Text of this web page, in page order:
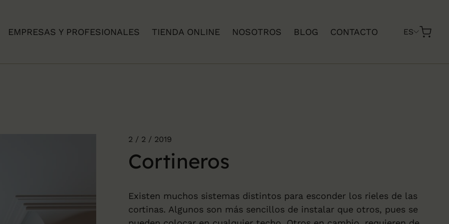
EMPRESAS Y PROFESIONALES TIENDA ONLINE NOSOTROS BLOG CONTACTO ES
2 / 2 / 2019
Cortineros
Existen muchos sistemas distintos para esconder los rieles de las
cortinas. Algunos son más sencillos de instalar que otros, pues se